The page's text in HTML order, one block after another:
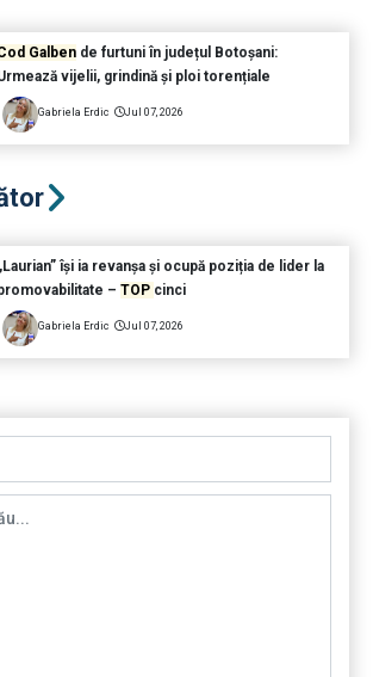
Galbende furtuni în județul Botoșani:
vijelii, grindină și ploi torențiale
Gabriela Erdic Jul 07, 2026
își ia revanșa și ocupă poziția de lider la
– TOP cinci
Gabriela Erdic Jul 07, 2026